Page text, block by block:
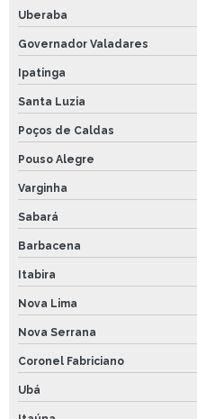
Uberaba
Governador Valadares
Ipatinga
Santa Luzia
Poços de Caldas
Pouso Alegre
Varginha
Sabará
Barbacena
Itabira
Nova Lima
Nova Serrana
Coronel Fabriciano
Ubá